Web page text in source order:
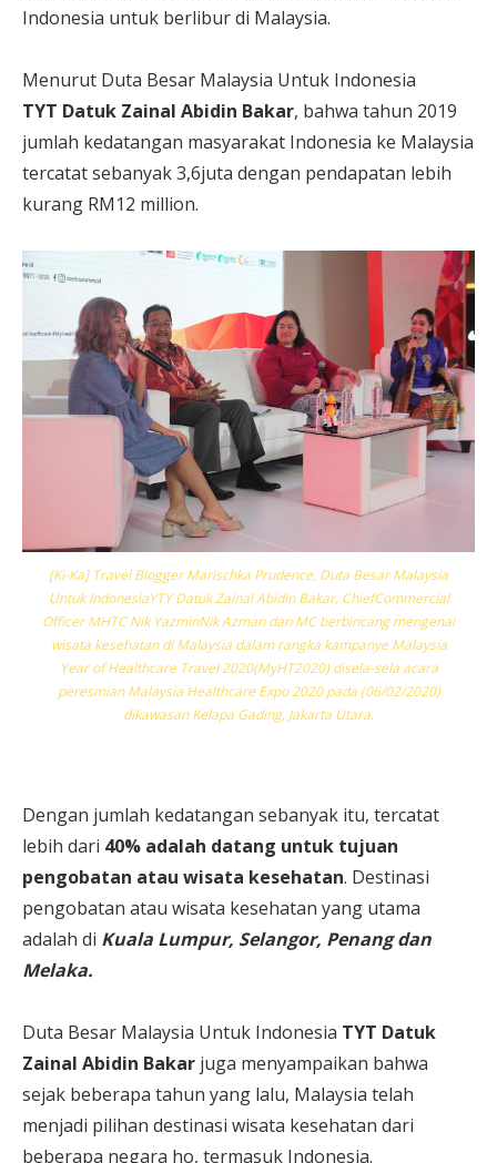
Indonesia untuk berlibur di Malaysia.
Menurut Duta Besar Malaysia Untuk Indonesia
TYT Datuk Zainal Abidin Bakar, bahwa tahun 2019
jumlah kedatangan masyarakat Indonesia ke Malaysia
tercatat sebanyak 3,6juta dengan pendapatan lebih
kurang RM12 million.
[Ki-Ka] Travel Blogger Marischka Prudence, Duta Besar Malaysia
Untuk IndonesiaYTY Datuk Zainal Abidin Bakar, ChiefCommercial
Officer MHTC Nik YazminNik Azman dan MC berbincang mengenai
wisata kesehatan di Malaysia dalam rangka kampanye Malaysia
Year of Healthcare Travel 2020(MyHT2020) disela-sela acara
peresmian Malaysia Healthcare Expo 2020 pada (06/02/2020)
dikawasan Kelapa Gading, Jakarta Utara.
Dengan jumlah kedatangan sebanyak itu, tercatat
lebih dari 40% adalah datang untuk tujuan
pengobatan atau wisata kesehatan. Destinasi
pengobatan atau wisata kesehatan yang utama
adalah di Kuala Lumpur, Selangor, Penang dan
Melaka.
Duta Besar Malaysia Untuk Indonesia TYT Datuk
Zainal Abidin Bakar juga menyampaikan bahwa
sejak beberapa tahun yang lalu, Malaysia telah
menjadi pilihan destinasi wisata kesehatan dari
beberapa negara ho, termasuk Indonesia.